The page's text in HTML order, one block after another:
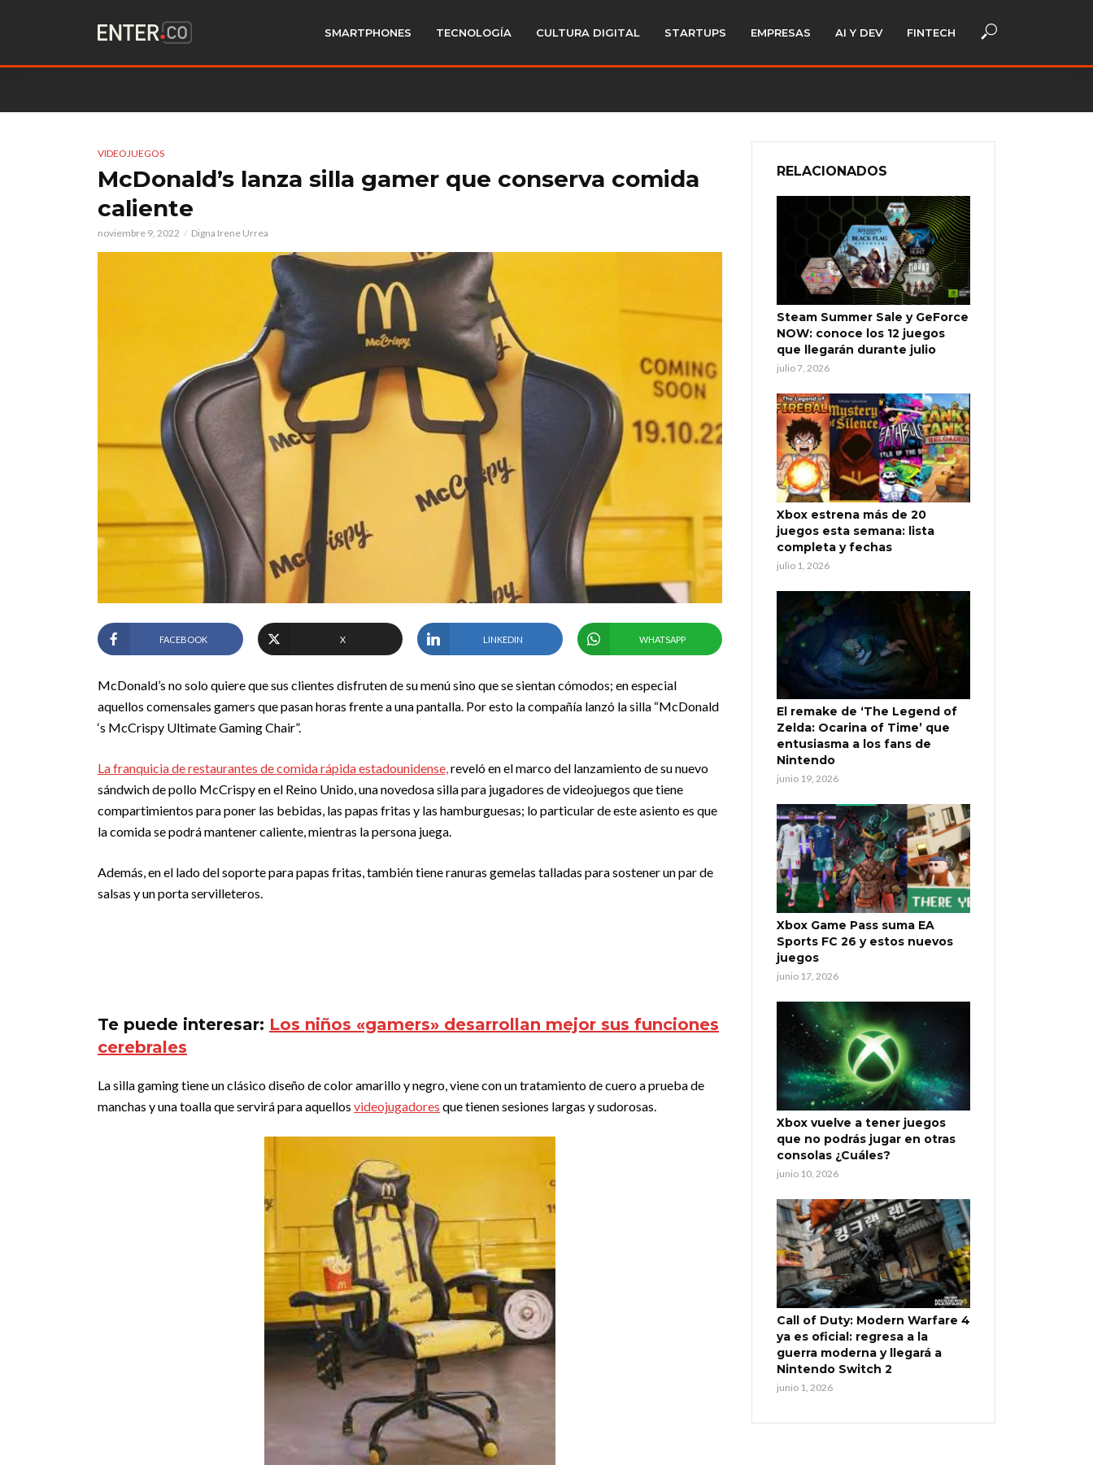
SMARTPHONES TECNOLOGÍA CULTURA DIGITAL STARTUPS EMPRESAS AI Y DEV FINTECH
VIDEOJUEGOS
McDonald’s lanza silla gamer que conserva comida
caliente
noviembre 9, 2022 Digna Irene Urrea
FACEBOOK X LINKEDIN WHATSAPP
McDonald’s no solo quiere que sus clientes disfruten de su menú sino que se sientan cómodos; en especial
aquellos comensales gamers que pasan horas frente a una pantalla. Por esto la compañía lanzó la silla “McDonald
‘s McCrispy Ultimate Gaming Chair”.
La franquicia de restaurantes de comida rápida estadounidense,reveló en el marco del lanzamiento de su nuevo
sándwich de pollo McCrispy en el Reino Unido, una novedosa silla para jugadores de videojuegos que tiene
compartimientos para poner las bebidas, las papas fritas y las hamburguesas; lo particular de este asiento es que
la comida se podrá mantener caliente, mientras la persona juega.
Además, en el lado del soporte para papas fritas, también tiene ranuras gemelas talladas para sostener un par de
salsas y un porta servilleteros.
Te puede interesar: Los niños «gamers» desarrollan mejor sus funciones
cerebrales
La silla gaming tiene un clásico diseño de color amarillo y negro, viene con un tratamiento de cuero a prueba de
manchas y una toalla que servirá para aquellos videojugadores que tienen sesiones largas y sudorosas.
RELACIONADOS
Steam Summer Sale y GeForce
NOW: conoce los 12 juegos
que llegarán durante julio
julio 7, 2026
Xbox estrena más de 20
juegos esta semana: lista
completa y fechas
julio 1, 2026
El remake de ‘The Legend of
Zelda: Ocarina of Time’ que
entusiasma a los fans de
Nintendo
junio 19, 2026
Xbox Game Pass suma EA
Sports FC 26 y estos nuevos
juegos
junio 17, 2026
Xbox vuelve a tener juegos
que no podrás jugar en otras
consolas ¿Cuáles?
junio 10, 2026
Call of Duty: Modern Warfare 4
ya es oficial: regresa a la
guerra moderna y llegará a
Nintendo Switch 2
junio 1, 2026